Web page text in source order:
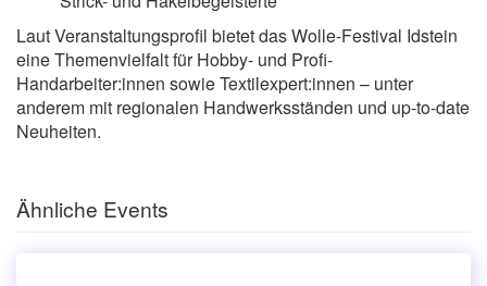
Laut Veranstaltungsprofil bietet das Wolle-Festival Idstein
eine Themenvielfalt für Hobby- und Profi-
Handarbeiter:innen sowie Textilexpert:innen – unter
anderem mit regionalen Handwerksständen und up-to-date
Neuheiten.
Ähnliche Events